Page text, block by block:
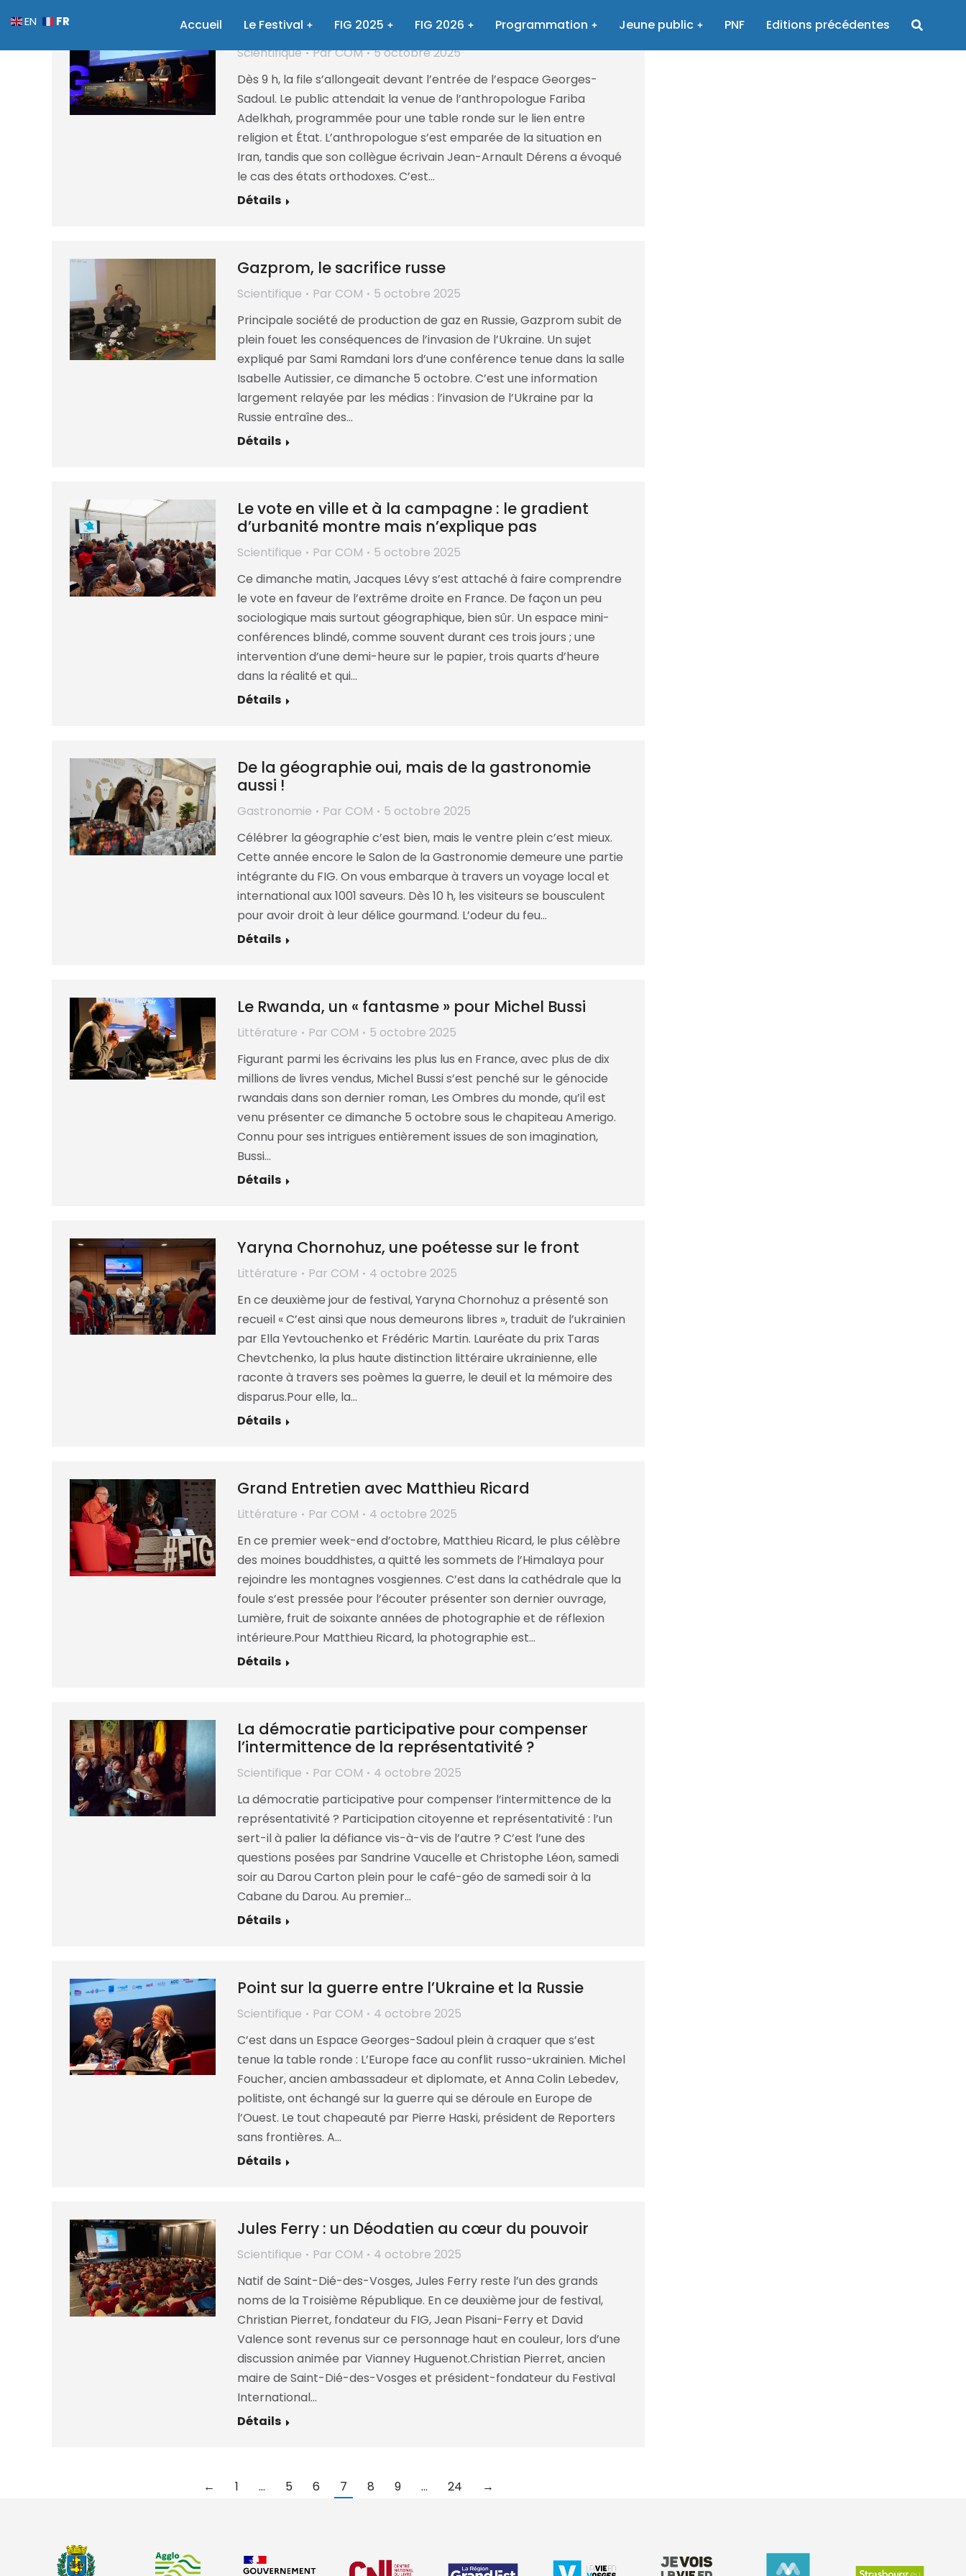
Accueil Le Festival FIG 2025 FIG 2026 Programmation Jeune public PNF Editions précédentes
Le rapport entre l’État et la religion
Scientifique ParCOM
5 octobre 2025
Dès 9 h, la file s’allongeait devant l’entrée de l’espace Georges-
Sadoul. Le public attendait la venue de l’anthropologue Fariba
Adelkhah, programmée pour une table ronde sur le lien entre
religion et État. L’anthropologue s’est emparée de la situation en
Iran, tandis que son collègue écrivain Jean-Arnault Dérens a évoqué
le cas des états orthodoxes. C’est…
Détails
Gazprom, le sacrifice russe
Scientifique Par COM
5 octobre 2025
Principale société de production de gaz en Russie, Gazprom subit de
plein fouet les conséquences de l’invasion de l’Ukraine. Un sujet
expliqué par Sami Ramdani lors d’une conférence tenue dans la salle
Isabelle Autissier, ce dimanche 5 octobre. C’est une information
largement relayée par les médias : l’invasion de l’Ukraine par la
Russie entraîne des…
Détails
Le vote en ville et à la campagne : le gradient
d’urbanité montre mais n’explique pas
Scientifique Par COM
5 octobre 2025
Ce dimanche matin, Jacques Lévy s’est attaché à faire comprendre
le vote en faveur de l’extrême droite en France. De façon un peu
sociologique mais surtout géographique, bien sûr. Un espace mini-
conférences blindé, comme souvent durant ces trois jours ; une
intervention d’une demi-heure sur le papier, trois quarts d’heure
dans la réalité et qui…
Détails
De la géographie oui, mais de la gastronomie
aussi !
Gastronomie Par COM
5 octobre 2025
Célébrer la géographie c’est bien, mais le ventre plein c’est mieux.
Cette année encore le Salon de la Gastronomie demeure une partie
intégrante du FIG. On vous embarque à travers un voyage local et
international aux 1001 saveurs. Dès 10 h, les visiteurs se bousculent
pour avoir droit à leur délice gourmand. L’odeur du feu…
Détails
Le Rwanda, un « fantasme » pour Michel Bussi
Littérature Par COM
5 octobre 2025
Figurant parmi les écrivains les plus lus en France, avec plus de dix
millions de livres vendus, Michel Bussi s’est penché sur le génocide
rwandais dans son dernier roman, Les Ombres du monde, qu’il est
venu présenter ce dimanche 5 octobre sous le chapiteau Amerigo.
Connu pour ses intrigues entièrement issues de son imagination,
Bussi…
Détails
Yaryna Chornohuz, une poétesse sur le front
Littérature Par COM
4 octobre 2025
En ce deuxième jour de festival, Yaryna Chornohuz a présenté son
recueil « C’est ainsi que nous demeurons libres », traduit de l’ukrainien
par Ella Yevtouchenko et Frédéric Martin. Lauréate du prix Taras
Chevtchenko, la plus haute distinction littéraire ukrainienne, elle
raconte à travers ses poèmes la guerre, le deuil et la mémoire des
disparus.Pour elle, la…
Détails
Grand Entretien avec Matthieu Ricard
Littérature Par COM
4 octobre 2025
En ce premier week-end d’octobre, Matthieu Ricard, le plus célèbre
des moines bouddhistes, a quitté les sommets de l’Himalaya pour
rejoindre les montagnes vosgiennes. C’est dans la cathédrale que la
foule s’est pressée pour l’écouter présenter son dernier ouvrage,
Lumière, fruit de soixante années de photographie et de réflexion
intérieure.Pour Matthieu Ricard, la photographie est…
Détails
La démocratie participative pour compenser
l’intermittence de la représentativité ?
Scientifique Par COM
4 octobre 2025
La démocratie participative pour compenser l’intermittence de la
représentativité ? Participation citoyenne et représentativité : l’un
sert-il à palier la défiance vis-à-vis de l’autre ? C’est l’une des
questions posées par Sandrine Vaucelle et Christophe Léon, samedi
soir au Darou Carton plein pour le café-géo de samedi soir à la
Cabane du Darou. Au premier…
Détails
Point sur la guerre entre l’Ukraine et la Russie
Scientifique Par COM
4 octobre 2025
C’est dans un Espace Georges-Sadoul plein à craquer que s’est
tenue la table ronde : L’Europe face au conflit russo-ukrainien. Michel
Foucher, ancien ambassadeur et diplomate, et Anna Colin Lebedev,
politiste, ont échangé sur la guerre qui se déroule en Europe de
l’Ouest. Le tout chapeauté par Pierre Haski, président de Reporters
sans frontières. A…
Détails
Jules Ferry : un Déodatien au cœur du pouvoir
Scientifique Par COM
4 octobre 2025
Natif de Saint-Dié-des-Vosges, Jules Ferry reste l’un des grands
noms de la Troisième République. En ce deuxième jour de festival,
Christian Pierret, fondateur du FIG, Jean Pisani-Ferry et David
Valence sont revenus sur ce personnage haut en couleur, lors d’une
discussion animée par Vianney Huguenot.Christian Pierret, ancien
maire de Saint-Dié-des-Vosges et président-fondateur du Festival
International…
Détails
← 1 … 5 6 7 8 9 … 24 →
EN FR